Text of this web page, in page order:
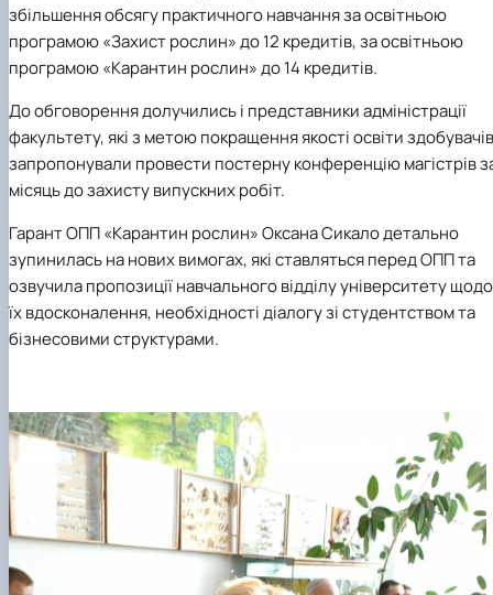
збільшення обсягу практичного навчання за освітньою
програмою «Захист рослин» до 12 кредитів, за освітньою
програмою «Карантин рослин» до 14 кредитів.
До обговорення долучились і представники адміністрації
факультету, які з метою покращення якості освіти здобувачів
запропонували провести постерну конференцію магістрів
місяць до захисту випускних робіт.
Гарант ОПП «Карантин рослин» Оксана Сикало детально
зупинилась на нових вимогах, які ставляться перед ОПП та
озвучила пропозиції навчального відділу університету щодо
їх вдосконалення, необхідності діалогу зі студентством та
бізнесовими структурами.